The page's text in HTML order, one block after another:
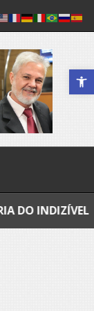
Abrir a
A